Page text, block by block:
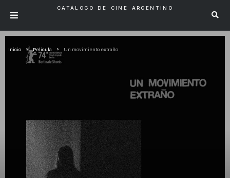
CATÁLOGO DE CINE ARGENTINO
Inicio Pelicula Un movimiento extraño